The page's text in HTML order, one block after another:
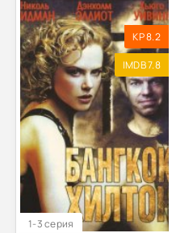
1-3 серия
KP 8.2
IMDB 7.8